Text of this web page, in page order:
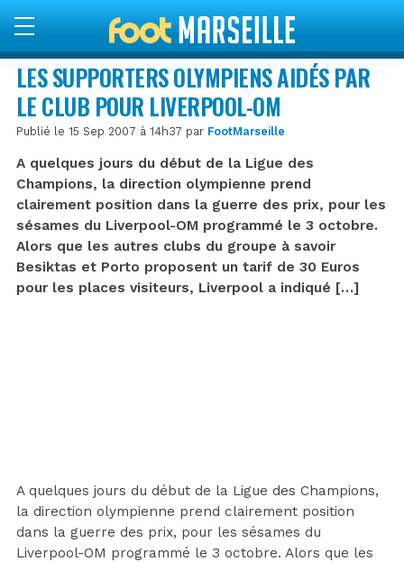
LES SUPPORTERS OLYMPIENS AIDÉS PAR
LE CLUB POUR LIVERPOOL-OM
Publié le 15 Sep 2007 à 14h37 par FootMarseille
A quelques jours du début de la Ligue des
Champions, la direction olympienne prend
clairement position dans la guerre des prix, pour les
sésames du Liverpool-OM programmé le 3 octobre.
Alors que les autres clubs du groupe à savoir
Besiktas et Porto proposent un tarif de 30 Euros
pour les places visiteurs, Liverpool a indiqué […]
A quelques jours du début de la Ligue des Champions,
la direction olympienne prend clairement position
dans la guerre des prix, pour les sésames du
Liverpool-OM programmé le 3 octobre. Alors que les